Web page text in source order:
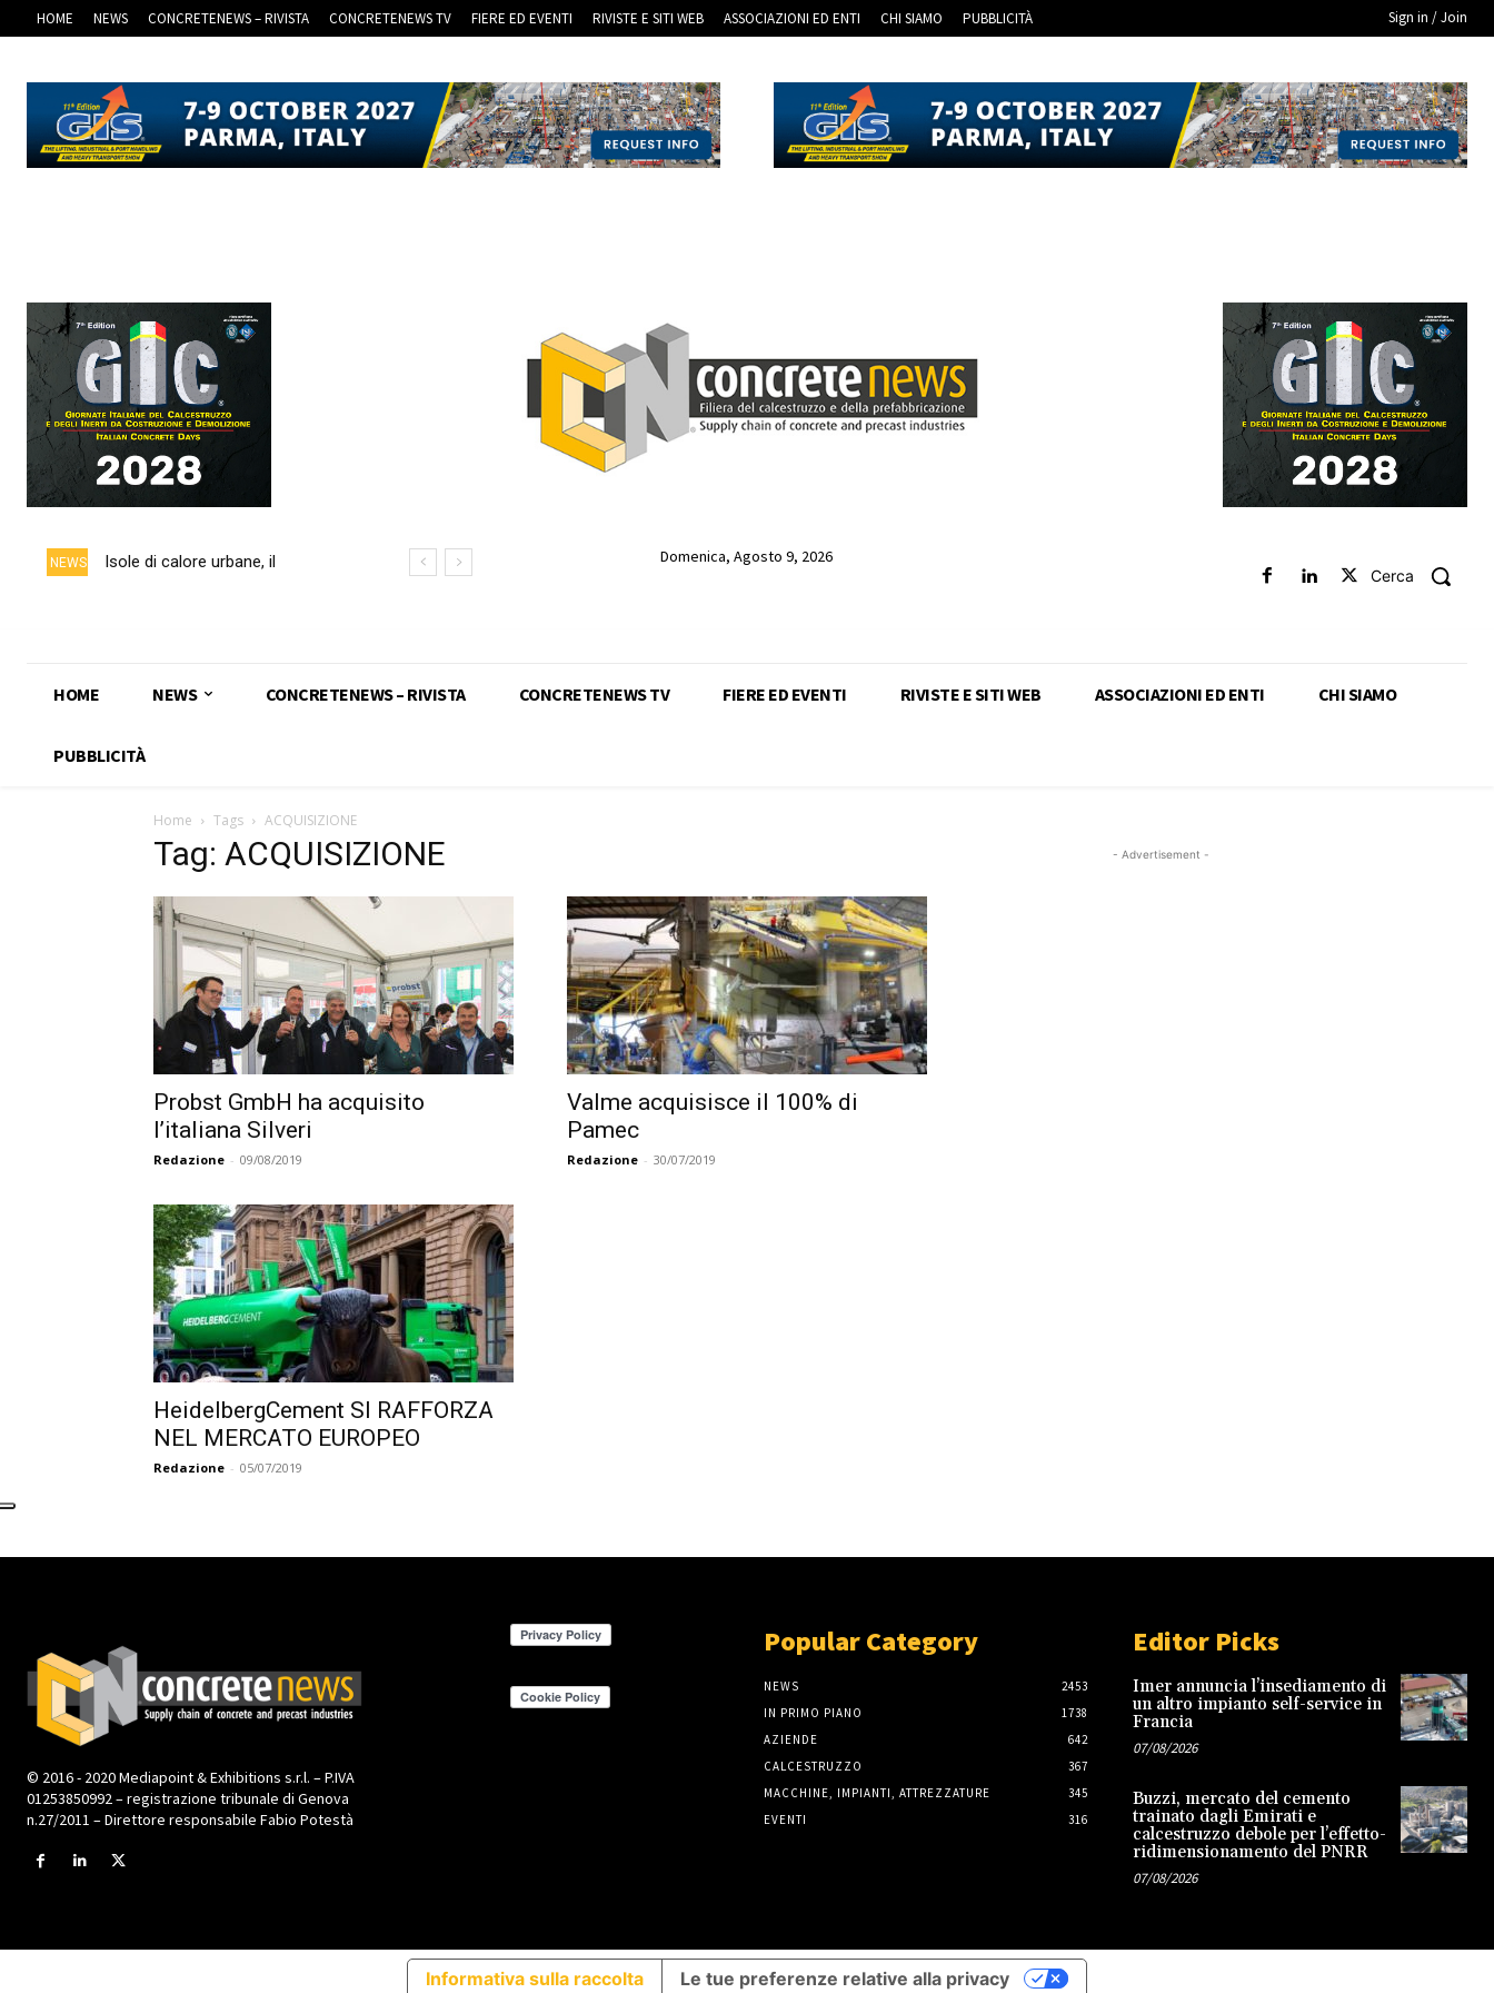
HOME NEWS CONCRETENEWS – RIVISTA CONCRETENEWS TV FIERE ED EVENTI RIVISTE E SITI WEB ASSOCIAZIONI ED ENTI CHI SIAMO PUBBLICITÀ Sign in / Join
NEWS
Isole di calore urbane, il
Domenica, Agosto 9, 2026
Cerca
HOME NEWS CONCRETENEWS – RIVISTA CONCRETENEWS TV FIERE ED EVENTI RIVISTE E SITI WEB ASSOCIAZIONI ED ENTI CHI SIAMO
PUBBLICITÀ
Home Tags ACQUISIZIONE
Tag: ACQUISIZIONE
Probst GmbH ha acquisito
l’italiana Silveri
Redazione - 09/08/2019
Valme acquisisce il 100% di
Pamec
Redazione - 30/07/2019
HeidelbergCement SI RAFFORZA
NEL MERCATO EUROPEO
Redazione - 05/07/2019
- Advertisement -
© 2016 - 2020 Mediapoint & Exhibitions s.r.l. – P.IVA
01253850992 – registrazione tribunale di Genova
n.27/2011 – Direttore responsabile Fabio Potestà
Popular Category
NEWS
2453
IN PRIMO PIANO
1738
AZIENDE
642
CALCESTRUZZO
367
MACCHINE, IMPIANTI, ATTREZZATURE
345
EVENTI
316
Editor Picks
Imer annuncia l’insediamento di
un altro impianto self-service in
Francia
07/08/2026
Buzzi, mercato del cemento
trainato dagli Emirati e
calcestruzzo debole per l’effetto-
ridimensionamento del PNRR
07/08/2026
Informativa sulla raccolta Le tue preferenze relative alla privacy